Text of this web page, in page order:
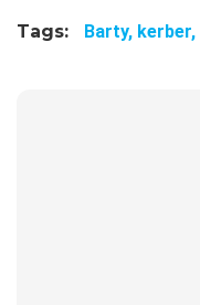
Tags: Barty, kerber,